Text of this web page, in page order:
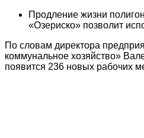
Продление жизни
«Озериско» позволит
По словам директора
коммунальное хозяйство»
появится 236 новых рабочих